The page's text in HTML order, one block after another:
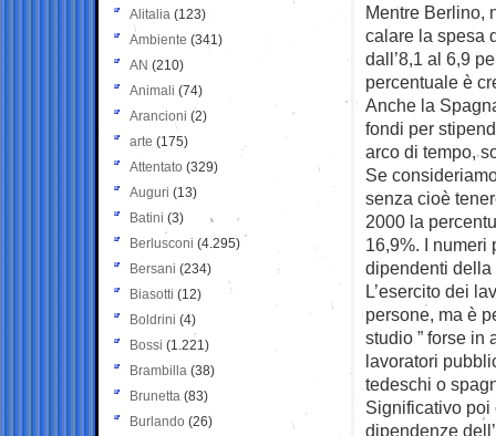
Mentre Berlino,
calare la spesa
dall’8,1 al 6,9
percentuale è
Anche la
fondi per
arco di tempo,
Se
senza cioè
2000 la
16,9%. I numeri
dipendenti
L’esercito dei
persone, ma è
studio ” forse in
lavoratori
tedeschi o
Significativo poi
dipendenze
Alitalia (123)
Ambiente (341)
AN (210)
Animali (74)
Arancioni (2)
arte (175)
Attentato (329)
Auguri (13)
Batini (3)
Berlusconi (4.295)
Bersani (234)
Biasotti (12)
Boldrini (4)
Bossi (1.221)
Brambilla (38)
Brunetta (83)
Burlando (26)